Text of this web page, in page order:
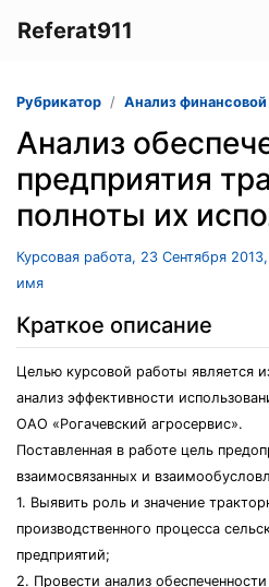
Referat911
Рубрикатор Анализ
Анализ
предприятия
полноты их
Курсовая работа, 23 Сентября
имя
Краткое описание
Целью курсовой работы является
анализ эффективности
ОАО «Рогачевский агросервис».
Поставленная в работе цель
взаимосвязанных и
1. Выявить роль и значение
производственного процесса
предприятий;
2. Провести анализ